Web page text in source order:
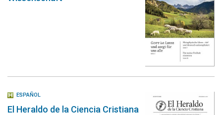
ESPAÑOL
El Heraldo de la Ciencia Cristiana